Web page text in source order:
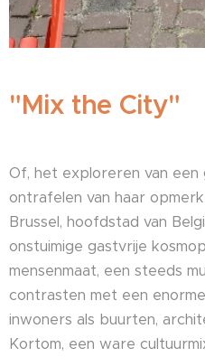
"Mix the City"
Of, het exploreren van
ontrafelen van haar
Brussel, hoofdstad van
onstuimige gastvrije
mensenmaat, een steeds
contrasten met een
inwoners als buurten,
Kortom, een ware